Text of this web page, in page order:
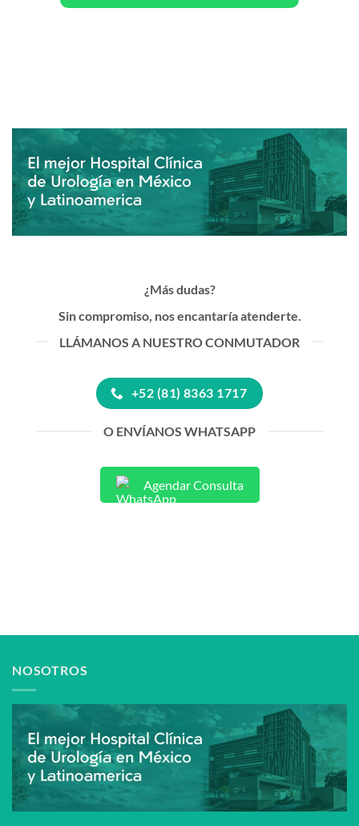
¿Más dudas?
Sin compromiso, nos encantaría atenderte.
LLÁMANOS A NUESTRO CONMUTADOR
+52 (81) 8363 1717
O ENVÍANOS WHATSAPP
Agendar Consulta
NOSOTROS